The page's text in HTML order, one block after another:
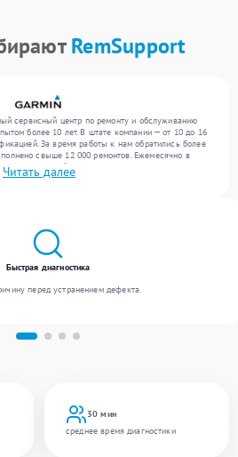
RemSupport
сервисный центр по ремонту и обслуживанию
более 10 лет. В штате компании — от 10 до 16
За время работы к нам обратились более
свыше 12 000 ремонтов. Ежемесячно в
300 обращений, включая , , . Мы беремся за задачи
стабильный уровень сервиса благодаря опыту
Читать далее
30 мин
среднее время диагностики
Быстрая диагностика
перед устранением дефекта.